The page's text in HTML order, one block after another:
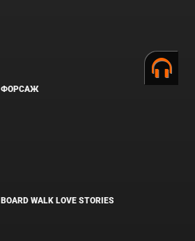
ФОРСАЖ
BOARD WALK LOVE STORIES